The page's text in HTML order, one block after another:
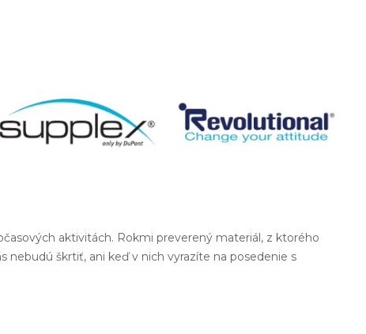
aktivitách. Rokmi preverený materiál, z ktorého
škrtiť, ani keď v nich vyrazíte na posedenie s